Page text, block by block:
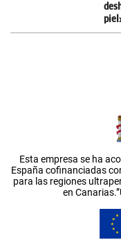
Esta empresa se ha
España cofinanciadas
para las regiones
en